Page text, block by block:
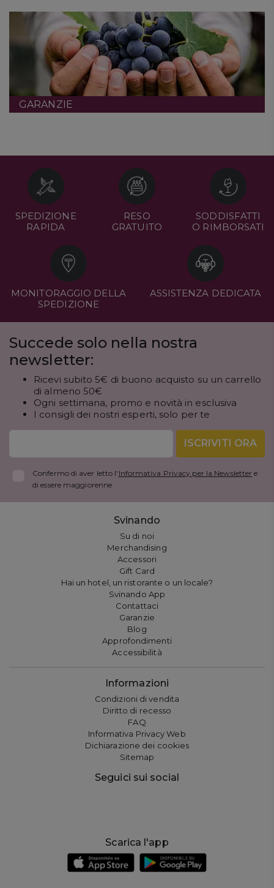
GARANZIE
SPEDIZIONE
RAPIDA
RESO
GRATUITO
SODDISFATTI
O RIMBORSATI
MONITORAGGIO DELLA
SPEDIZIONE
ASSISTENZA DEDICATA
Succede solo nella nostra
newsletter:
Ricevi subito 5€ di buono acquisto su un carrello
di almeno 50€
Ogni settimana, promo e novità in esclusiva
I consigli dei nostri esperti, solo per te
ISCRIVITI ORA
Confermo di aver letto l' Informativa Privacy per la Newsletter e
di essere maggiorenne
Svinando
Su di noi
Merchandising
Accessori
Gift Card
Hai un hotel, un ristorante o un locale?
Svinando App
Contattaci
Garanzie
Blog
Approfondimenti
Accessibilità
Informazioni
Condizioni di vendita
Diritto di recesso
FAQ
Informativa Privacy Web
Dichiarazione dei cookies
Sitemap
Seguici sui social
Scarica l'app